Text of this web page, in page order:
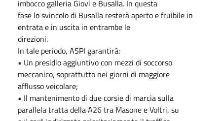
imbocco galleria Giovi e Busalla. In questa
fase lo svincolo di Busalla resterà aperto e fruibile in
entrata e in uscita in entrambe le
direzioni.
In tale periodo, ASPI garantirà:
• Un presidio aggiuntivo con mezzi di soccorso
meccanico, soprattutto nei giorni di maggiore
afflusso veicolare;
• Il mantenimento di due corsie di marcia sulla
parallela tratta della A26 tra Masone e Voltri, su